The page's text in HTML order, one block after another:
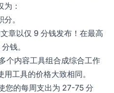
：
。
章以仅 9 分钱发布！在最高
钱。
个内容工具组合成综合工作
工具的价格大致相同。
您的每周支出为 27-75 分